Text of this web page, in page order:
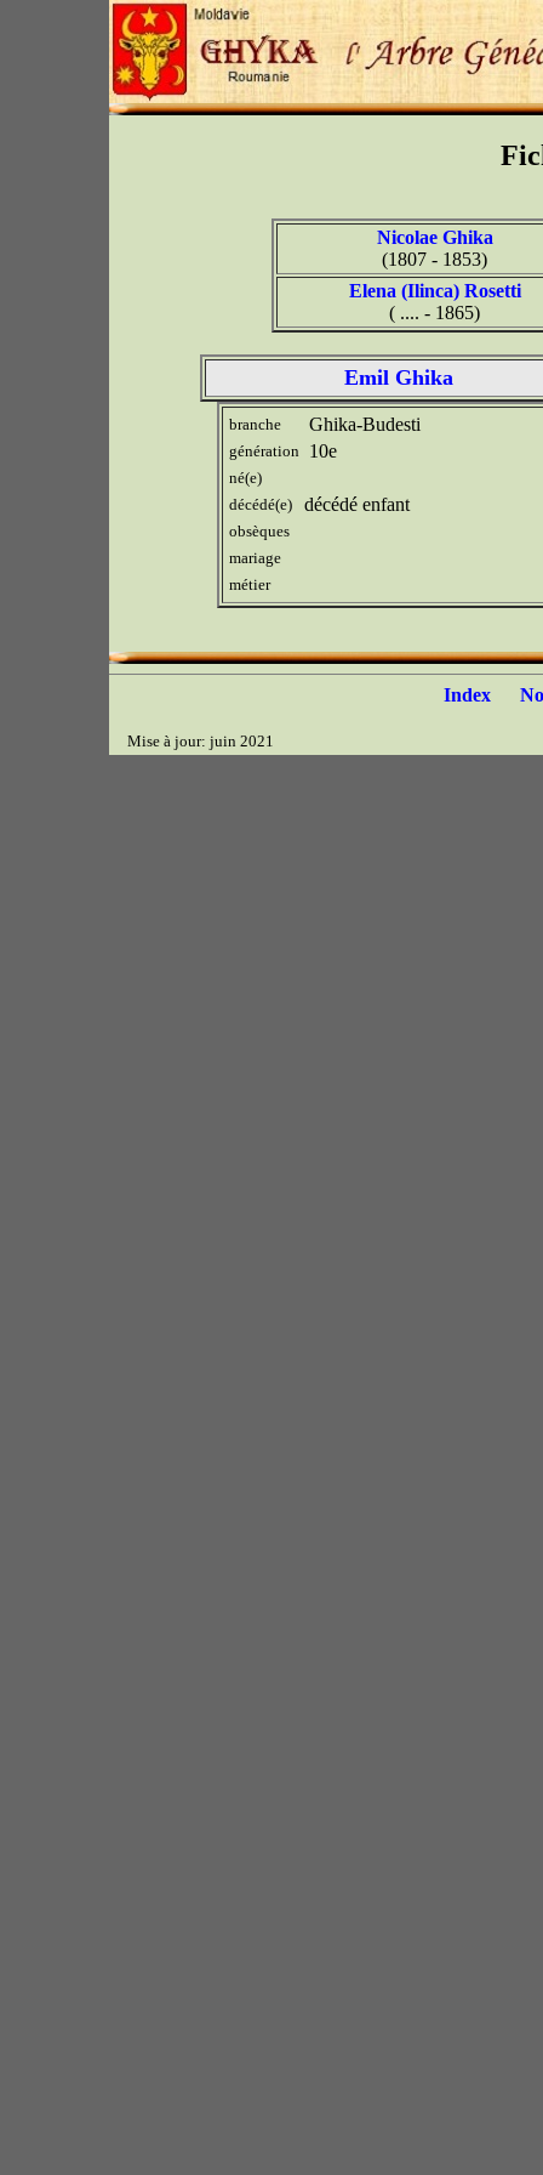
Nicolae Ghika
(1807 - 1853)
Elena (Ilinca) Rosetti
( .... - 1865)
Emil Ghika
branche Ghika-Budesti
génération 10e
né(e)
décédé(e)
décédé enfant
obsèques
mariage
métier
Index
Mise à jour: juin 2021